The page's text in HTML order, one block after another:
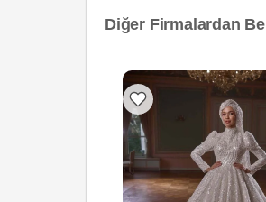
Diğer Firmalardan